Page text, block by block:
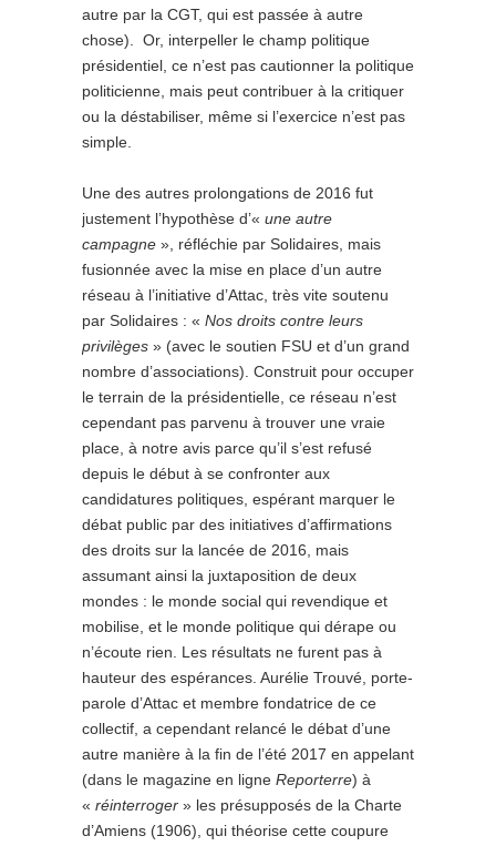
autre par la CGT, qui est passée à autre
chose). Or, interpeller le champ politique
présidentiel, ce n’est pas cautionner la politique
politicienne, mais peut contribuer à la critiquer
ou la déstabiliser, même si l’exercice n’est pas
simple.
Une des autres prolongations de 2016 fut
justement l’hypothèse d’« une autre
campagne », réfléchie par Solidaires, mais
fusionnée avec la mise en place d’un autre
réseau à l’initiative d’Attac, très vite soutenu
par Solidaires : « Nos droits contre leurs
privilèges » (avec le soutien FSU et d’un grand
nombre d’associations). Construit pour occuper
le terrain de la présidentielle, ce réseau n’est
cependant pas parvenu à trouver une vraie
place, à notre avis parce qu’il s’est refusé
depuis le début à se confronter aux
candidatures politiques, espérant marquer le
débat public par des initiatives d’affirmations
des droits sur la lancée de 2016, mais
assumant ainsi la juxtaposition de deux
mondes : le monde social qui revendique et
mobilise, et le monde politique qui dérape ou
n’écoute rien. Les résultats ne furent pas à
hauteur des espérances. Aurélie Trouvé, porte-
parole d’Attac et membre fondatrice de ce
collectif, a cependant relancé le débat d’une
autre manière à la fin de l’été 2017 en appelant
(dans le magazine en ligne Reporterre) à
« réinterroger » les présupposés de la Charte
d’Amiens (1906), qui théorise cette coupure